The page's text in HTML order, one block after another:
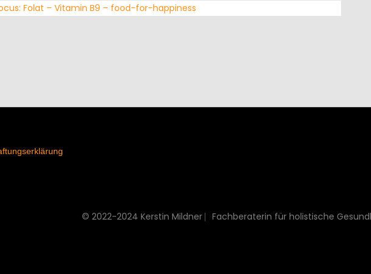
Folat – Vitamin B9 – food-for-happiness
© 2022-2024 Kerstin Mildner ⎸Fachberaterin für holistische